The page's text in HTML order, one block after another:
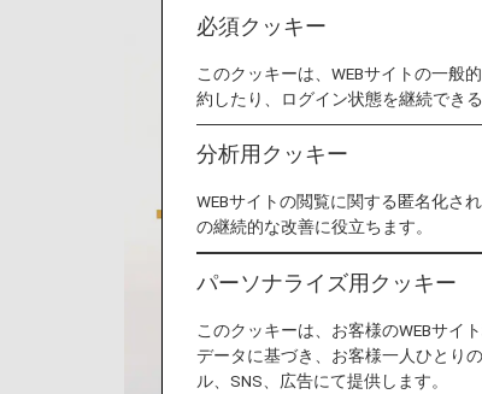
必須クッキー
このクッキーは、WEBサイトの一般
約したり、ログイン状態を継続でき
分析用クッキー
WEBサイトの閲覧に関する匿名化さ
の継続的な改善に役立ちます。
パーソナライズ用クッキー
このクッキーは、お客様のWEBサイ
データに基づき、お客様一人ひとり
ル、SNS、広告にて提供します。